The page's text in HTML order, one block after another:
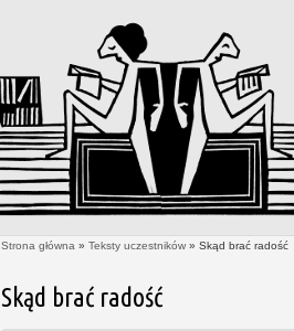
Strona główna » Teksty uczestników » Skąd brać radość
Skąd brać radość